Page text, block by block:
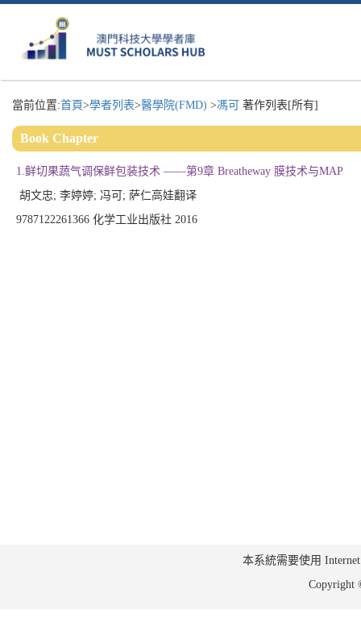
當前位置:首頁>學者列表>醫學院(FMD) >馮可 著作列表[所有]
Book Chapter
1.鲜切果蔬气调保鲜包装技术 ——第9章 Breatheway 膜技术与MAP
胡文忠; 李婷婷; 冯可; 萨仁高娃翻译
9787122261366 化学工业出版社 2016
本系統需要使用
Copyright